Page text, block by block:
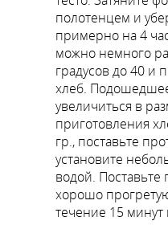
полотенцем и
примерно на 4
можно немного
градусов до 40 и
хлеб.
увеличиться в
приготовления
гр., поставьте
установите
водой.
хорошо
течение 15